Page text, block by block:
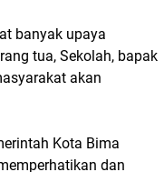
banyak upaya
tua, Sekolah, bapak
akan
Kota Bima
dan